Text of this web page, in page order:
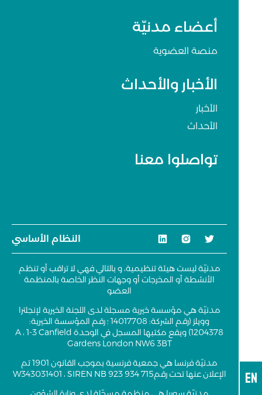
EN
أعضاء مدنيّة
منصة العضوية
الأخبار والأحداث
الأخبار
الأحداث
تواصلوا معنا
النظام الأساسي
مدنيّة ليست هيئة تنظيمية، و بالتالي فهي لا تراقب أو تنظم
الأنشطة أو المخرجات أو وجهات النظر الخاصة بالمنظمة
العضو
مدنيّة هي مؤسسة خيرية مسجلة لدى اللجنة الخيرية لإنجلترا
وويلز (رقم الشركة: 14017708 ؛ رقم المؤسسة الخيرية:
1204378) ويقع مكتبها المسجل في الوحدة A ، 1-3 Canfield
Gardens London NW6 3BT
مدنيّة فرنسا هي جمعية فرنسية بموجب القانون 1901 تم
الإعلان عنها تحت رقمW343031401 ، SIREN NB 923 934 715